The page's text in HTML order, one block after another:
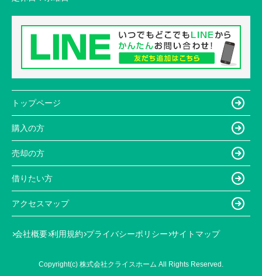
トップページ
購入の方
売却の方
借りたい方
アクセスマップ
会社概要 利用規約 プライバシーポリシー サイトマップ
Copyright(c) 株式会社クライスホーム All Rights Reserved.